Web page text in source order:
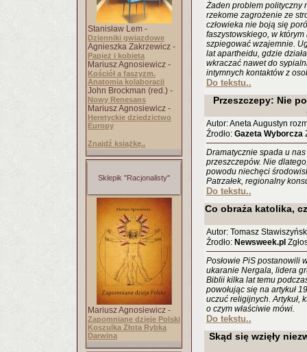
Stanisław Lem -
Dzienniki gwiazdowe
Agnieszka Zakrzewicz -
Papież i kobieta
Mariusz Agnosiewicz -
Kościół a faszyzm.
Anatomia kolaboracji
John Brockman (red.) -
Nowy Renesans
Mariusz Agnosiewicz -
Heretyckie dziedzictwo
Europy
Znajdź książkę..
Sklepik "Racjonalisty"
Mariusz Agnosiewicz -
Zapomniane dzieje Polski
Koszulka Złota Rybka
Darwina
Żaden problem polityczny
rzekome zagrożenie ze
człowieka nie boją się
faszystowskiego, w
szpiegować wzajemnie.
lat apartheidu, gdzie
wkraczać nawet do
intymnych kontaktów z
Do tekstu..
Przeszczepy: Nie
Autor: Aneta Augustyn
Źrodło: Gazeta Wyborcza
Dramatycznie spada u
przeszczepów. Nie
powodu niechęci
Patrzałek, regionalny
Do tekstu..
Co obraża katolika,
Autor: Tomasz
Źrodło: Newsweek.pl
Posłowie PiS postanowili
ukaranie Nergala, lidera
Biblii kilka lat temu
powołując się na artykuł
uczuć religijnych. Artykuł,
o czym właściwie mówi.
Do tekstu..
Skąd się wzięły